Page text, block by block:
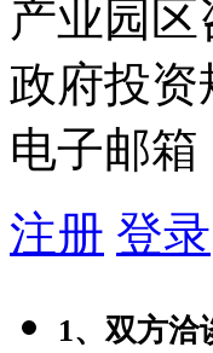
产业园区
政府投资
电子邮箱
注册 登录
1、双方洽